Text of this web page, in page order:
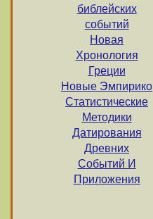
библейских
событий
Новая
Хронология
Греции
Новые Эмпирико
Статистические
Методики
Датирования
Древних
Событий И
Приложения